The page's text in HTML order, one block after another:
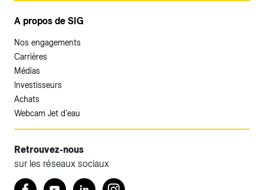
A propos de SIG
Nos engagements
Carrières
Médias
Investisseurs
Achats
Webcam Jet d'eau
Retrouvez-nous
sur les réseaux sociaux
Retrouvez nous sur Facebook
YoutubeLinkedInInstagram
Accéder à votre espace client SIG.